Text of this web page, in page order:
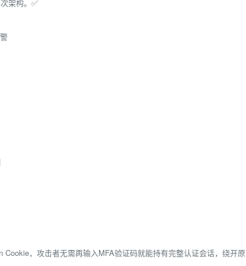
架构。✅
，攻击者无需再输入MFA验证码就能持有完整认证会话，绕开原